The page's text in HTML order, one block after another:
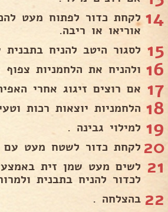
14 לקחת כדור לפתוח מעט
אוריאו או ריבה.
15 לסגור היטב להניח בתבנית
16 ולהניח את הלחמניות
17 אם רוצים זיגוג אחרי
18 הלחמניות יוצאות רכות
19 למילוי גבינה .
20 לקחת כדור לשטח מעט עם
21 לשים מעט שמן זית
לכדור להניח בתבנית
22 בהצלחה .